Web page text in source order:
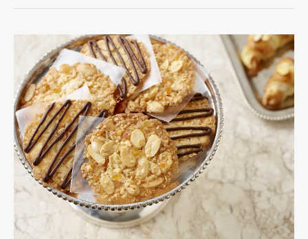
futuro
la
panadería
saludable
lleva
Almendras
California